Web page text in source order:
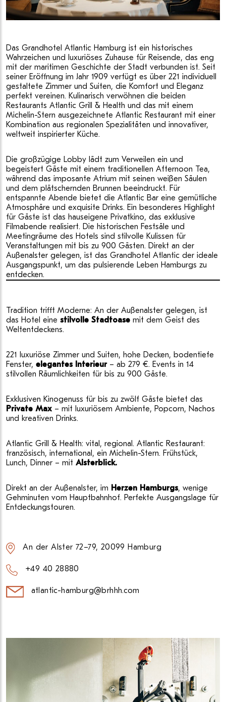
Das Grandhotel Atlantic Hamburg ist ein historisches
Wahrzeichen und luxuriöses Zuhause für Reisende, das eng
mit der maritimen Geschichte der Stadt verbunden ist. Seit
seiner Eröffnung im Jahr 1909 verfügt es über 221 individuell
gestaltete Zimmer und Suiten, die Komfort und Eleganz
perfekt vereinen. Kulinarisch verwöhnen die beiden
Restaurants Atlantic Grill & Health und das mit einem
Michelin-Stern ausgezeichnete Atlantic Restaurant mit einer
Kombination aus regionalen Spezialitäten und innovativer,
weltweit inspirierter Küche.
Die großzügige Lobby lädt zum Verweilen ein und
begeistert Gäste mit einem traditionellen Afternoon Tea,
während das imposante Atrium mit seinen weißen Säulen
und dem plätschernden Brunnen beeindruckt. Für
entspannte Abende bietet die Atlantic Bar eine gemütliche
Atmosphäre und exquisite Drinks. Ein besonderes Highlight
für Gäste ist das hauseigene Privatkino, das exklusive
Filmabende realisiert. Die historischen Festsäle und
Meetingräume des Hotels sind stilvolle Kulissen für
Veranstaltungen mit bis zu 900 Gästen. Direkt an der
Außenalster gelegen, ist das Grandhotel Atlantic der ideale
Ausgangspunkt, um das pulsierende Leben Hamburgs zu
entdecken.
Tradition trifft Moderne: An der Außenalster gelegen, ist
das Hotel eine stilvolle Stadtoase mit dem Geist des
Weltentdeckens.
221 luxuriöse Zimmer und Suiten, hohe Decken, bodentiefe
Fenster, elegantes Interieur– ab 279 €. Events in 14
stilvollen Räumlichkeiten für bis zu 900 Gäste.
Exklusiven Kinogenuss für bis zu zwölf Gäste bietet das
Private Max– mit luxuriösem Ambiente, Popcorn, Nachos
und kreativen Drinks.
Atlantic Grill & Health: vital, regional. Atlantic Restaurant:
französisch, international, ein Michelin-Stern. Frühstück,
Lunch, Dinner – mit Alsterblick.
Direkt an der Außenalster, im Herzen Hamburgs, wenige
Gehminuten vom Hauptbahnhof. Perfekte Ausgangslage für
Entdeckungstouren.
An der Alster 72–79, 20099 Hamburg
+49 40 28880
atlantic-hamburg@brhhh.com